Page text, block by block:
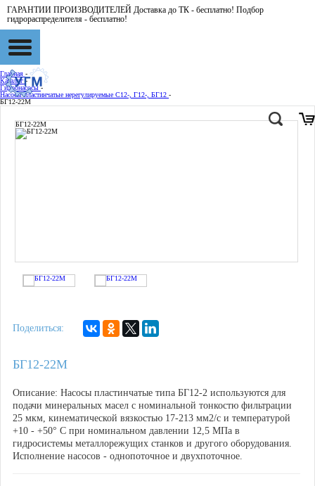
ГАРАНТИИ ПРОИЗВОДИТЕЛЕЙ Доставка до ТК - бесплатно! Подбор
гидрораспределителя - бесплатно!
Главная -
Каталог -
Гидронасосы -
Насосы пластинчатые нерегулируемые С12-, Г12-, БГ12 -
БГ12-22М
БГ12-22М
Поделиться:
БГ12-22М
Описание: Насосы пластинчатые типа БГ12-2 используются для
подачи минеральных масел с номинальной тонкостю фильтрации
25 мкм, кинематической вязкостью 17-213 мм2/с и температурой
+10 - +50° С при номинальном давлении 12,5 МПа в
гидросистемы металлорежущих станков и другого оборудования.
Исполнение насосов - однопоточное и двухпоточное.